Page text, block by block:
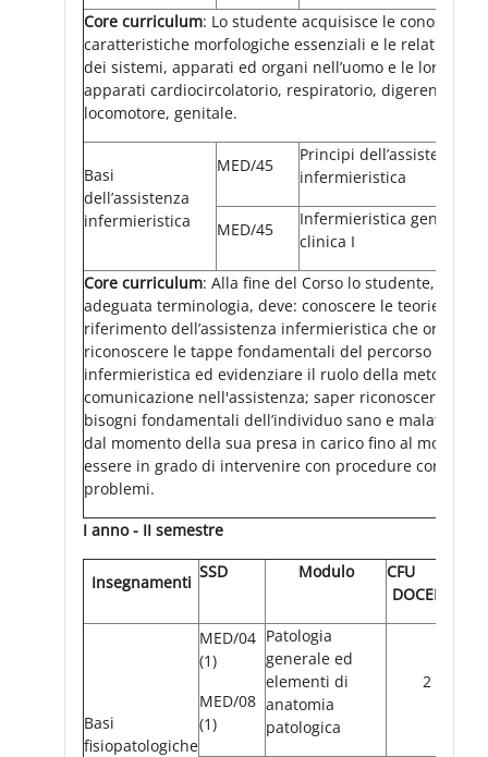
Core curriculum: Lo studente acquisisce le
caratteristiche morfologiche essenziali e le relative
dei sistemi, apparati ed organi nell’uomo e le loro
apparati cardiocircolatorio, respiratorio, digerente,
locomotore, genitale.
Basi
dell’assistenza
infermieristica
MED/45
Principi dell’assistenza
infermieristica
MED/45
Infermieristica generale e
clinica I
Core curriculum: Alla fine del Corso lo studente, dopo
adeguata terminologia, deve: conoscere le teorie ed i
riferimento dell’assistenza infermieristica che
riconoscere le tappe fondamentali del percorso
infermieristica ed evidenziare il ruolo della
comunicazione nell'assistenza; saper riconoscere,
bisogni fondamentali dell’individuo sano e malato;
dal momento della sua presa in carico fino al
essere in grado di intervenire con procedure corrette
problemi.
I anno - II semestre
Insegnamenti
SSD Modulo
CFU
DOCENTE
Basi
fisiopatologiche
MED/04
(1)
MED/08
(1)
Patologia
generale ed
elementi di
anatomia
patologica
2